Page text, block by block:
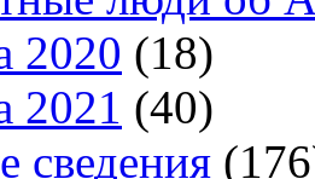
2020 (18)
2021 (40)
сведения